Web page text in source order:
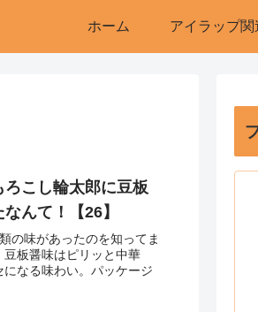
ホーム アイラップ関
こし輪太郎に豆板
んて！【26】
の味があったのを知ってま
豆板醤味はピリッと中華
なる味わい。パッケージ